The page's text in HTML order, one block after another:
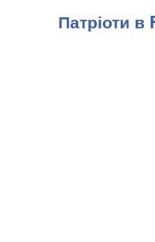
Патріоти в